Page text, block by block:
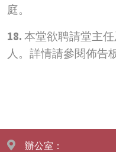
庭。
18. 本堂欲聘請堂主
人。詳情請參閱佈告
辦公室：